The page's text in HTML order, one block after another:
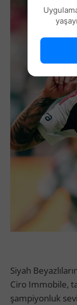
Siyah
Ciro Immobile,
şampiyonluk